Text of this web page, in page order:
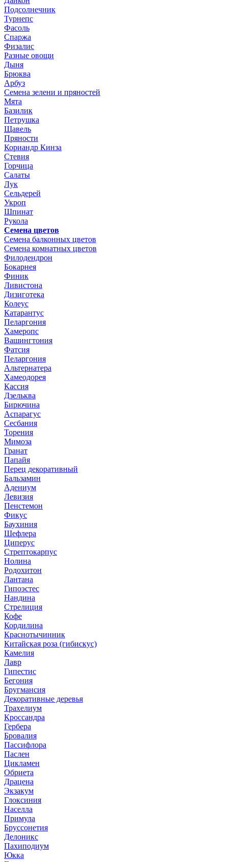
Подсолнечник
Турнепс
Фасоль
Спаржа
Физалис
Разные овощи
Дыня
Брюква
Арбуз
Семена зелени и пряностей
Мята
Базилик
Петрушка
Щавель
Пряности
Кориандр Кинза
Стевия
Горчица
Салаты
Лук
Сельдерей
Укроп
Шпинат
Рукола
Семена цветов
Семена балконных цветов
Семена комнатных цветов
Филодендрон
Бокарнея
Финик
Ливистона
Дизиготека
Колеус
Катарантус
Пеларгония
Хамеропс
Вашингтония
Фатсия
Пеларгония
Альтернатера
Хамеодорея
Кассия
Дзельква
Бирючина
Аспарагус
Сесбания
Торения
Мимоза
Гранат
Папайя
Перец декоративный
Бальзамин
Адениум
Левизия
Пенстемон
Фикус
Баухиния
Шефлера
Циперус
Стрептокарпус
Нолина
Родохитон
Лантана
Гипоэстес
Нандина
Стрелиция
Кофе
Кордилина
Краснотычинник
Китайская роза (гибискус)
Камелия
Лавр
Гипестис
Бегония
Бругмансия
Декоративные деревья
Трахелиум
Кроссандра
Гербера
Бровалия
Пассифлора
Паслен
Цикламен
Обриета
Драцена
Экзакум
Глоксиния
Населла
Примула
Бруссонетия
Делоникс
Пахиподиум
Юкка